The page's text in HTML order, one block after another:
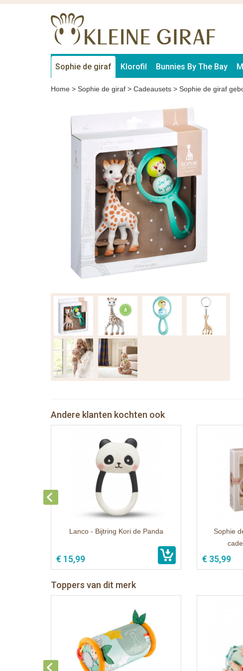
Sophie de giraf Klorofil Bunnies By The Bay
Home > Sophie de giraf > Cadeausets > Sophie de giraf
Andere klanten kochten ook
Lanco - Bijtring Kori de Panda
€ 15,99
Sophie
€ 35,99
Toppers van dit merk